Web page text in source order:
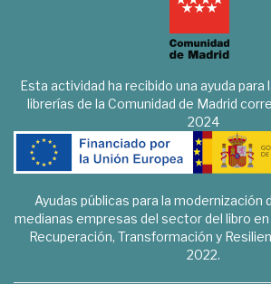
Esta actividad ha recibido una ayuda para
librerías de la Comunidad de Madrid
2024
Ayudas públicas para la modernización
medianas empresas del sector del libro
Recuperación, Transformación y
2022.